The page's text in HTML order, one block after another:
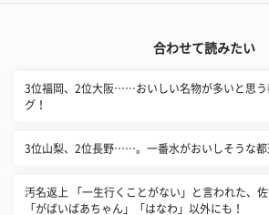
合わせて読みたい
3位福岡、2位大阪……おいしい名物が多いと思う
グ！
3位山梨、2位長野……。一番水がおいしそうな都
汚名返上 「一生行くことがない」と言われた、
「がばいばあちゃん」「はなわ」以外にも！